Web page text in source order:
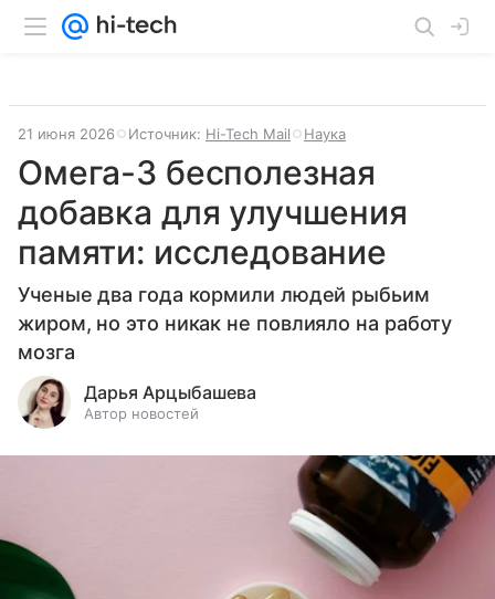
21 июня 2026 Источник: Hi-Tech Mail Наука
Омега-3 бесполезная
добавка для улучшения
памяти: исследование
Ученые два года кормили людей рыбьим
жиром, но это никак не повлияло на работу
мозга
Дарья Арцыбашева
Автор новостей